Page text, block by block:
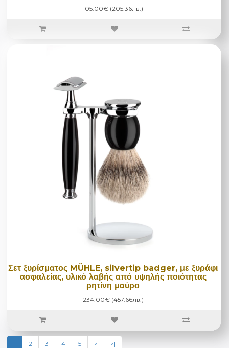
105.00€ (205.36лв.)
Σετ ξυρίσματος MÜHLE, silvertip badger, με ξυράφι
ασφαλείας, υλικό λαβής από υψηλής ποιότητας
ρητίνη μαύρο
234.00€ (457.66лв.)
1 2 3 4 5 > >|